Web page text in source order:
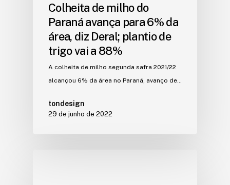
Colheita de milho do
Paraná avança para 6% da
área, diz Deral; plantio de
trigo vai a 88%
A colheita de milho segunda safra 2021/22
alcançou 6% da área no Paraná, avanço de…
tondesign
29 de junho de 2022